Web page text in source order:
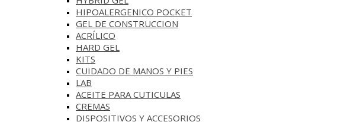
HIPOALERGENICO POCKET
GEL DE CONSTRUCCION
ACRÍLICO
HARD GEL
KITS
CUIDADO DE MANOS Y PIES
LAB
ACEITE PARA CUTICULAS
CREMAS
DISPOSITIVOS Y ACCESORIOS